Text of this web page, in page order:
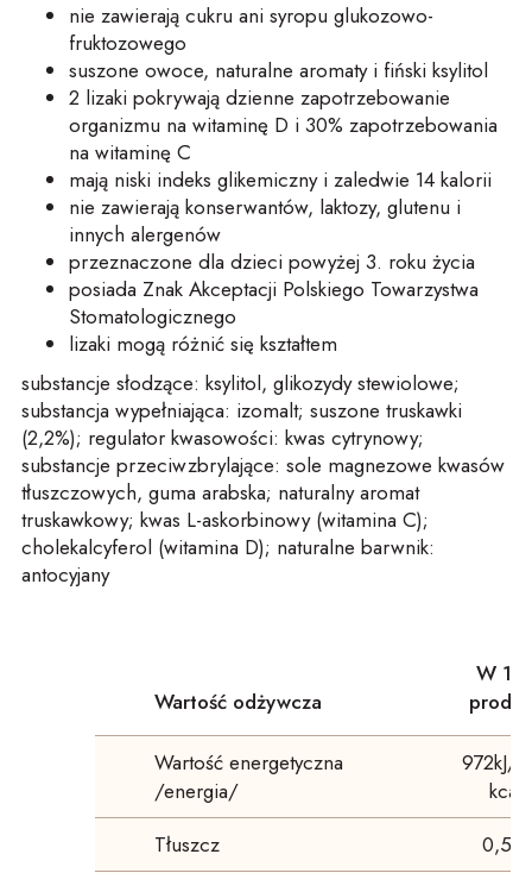
nie zawierają cukru ani syropu glukozowo-
fruktozowego
suszone owoce, naturalne aromaty i fiński ksylitol
2 lizaki pokrywają dzienne zapotrzebowanie
organizmu na witaminę D i 30% zapotrzebowania
na witaminę C
mają niski indeks glikemiczny i zaledwie 14 kalorii
nie zawierają konserwantów, laktozy, glutenu i
innych alergenów
przeznaczone dla dzieci powyżej 3. roku życia
posiada Znak Akceptacji Polskiego Towarzystwa
Stomatologicznego
lizaki mogą różnić się kształtem
substancje słodzące: ksylitol, glikozydy stewiolowe;
substancja wypełniająca: izomalt; suszone truskawki
(2,2%); regulator kwasowości: kwas cytrynowy;
substancje przeciwzbrylające: sole magnezowe kwasów
tłuszczowych, guma arabska; naturalny aromat
truskawkowy; kwas L-askorbinowy (witamina C);
cholekalcyferol (witamina D); naturalne barwnik:
antocyjany
Wartość odżywcza
W
Wartość energetyczna
/energia/
972kJ/
kcal
Tłuszcz
0,5 g